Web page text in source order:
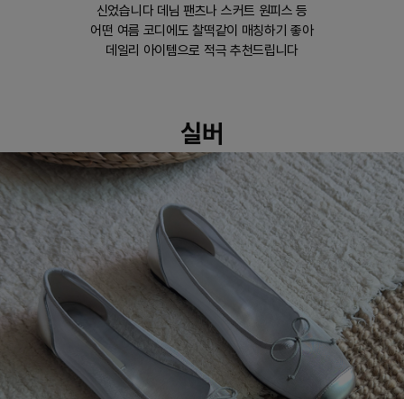
신었습니다 데님 팬츠나 스커트 원피스 등
어떤 여름 코디에도 찰떡같이 매칭하기 좋아
데일리 아이템으로 적극 추천드립니다
실버